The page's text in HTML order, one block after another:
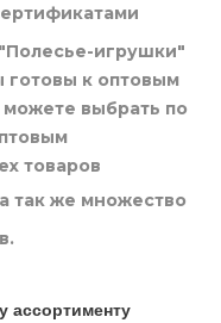
"Полесье-игрушки"
готовы к оптовым
можете выбрать по
товаров
так же множество
ассортименту